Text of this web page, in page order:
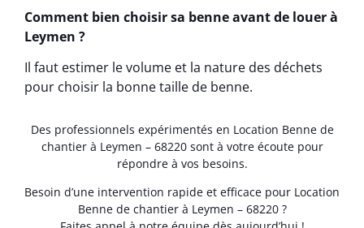
Comment bien choisir sa benne avant de louer à
Leymen ?
Il faut estimer le volume et la nature des déchets
pour choisir la bonne taille de benne.
Des professionnels expérimentés en Location Benne de
chantier à Leymen – 68220 sont à votre écoute pour
répondre à vos besoins.
Besoin d’une intervention rapide et efficace pour Location
Benne de chantier à Leymen – 68220 ?